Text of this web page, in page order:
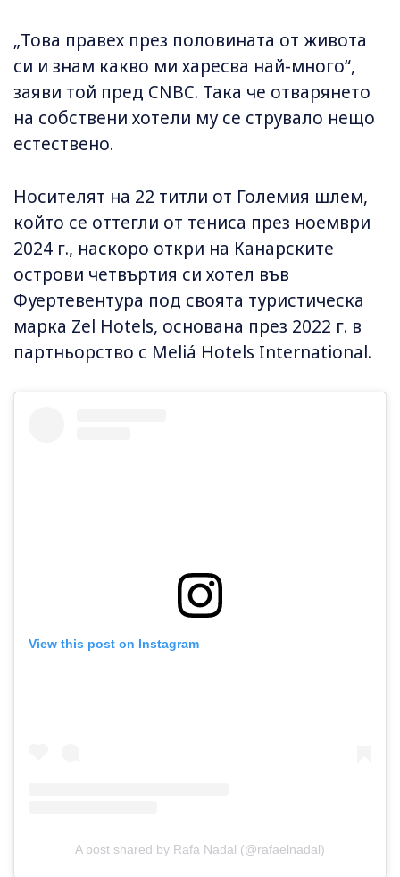
„Това правех през половината от живота
си и знам какво ми харесва най-много“,
заяви той пред CNBC. Така че отварянето
на собствени хотели му се струвало нещо
естествено.
Носителят на 22 титли от Големия шлем,
който се оттегли от тениса през ноември
2024 г., наскоро откри на Канарските
острови четвъртия си хотел във
Фуертевентура под своята туристическа
марка Zel Hotels, основана през 2022 г. в
партньорство с Meliá Hotels International.
View this post on Instagram
A post shared by Rafa Nadal (@rafaelnadal)